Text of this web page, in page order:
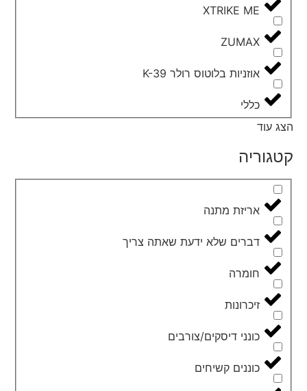
XTRIKE ME
ZUMAX
אוזניות בלוטוס רולר K-39
כללי
הצג עוד
קטגוריה
אריזת מתנה
דברים שלא ידעת שאתה צריך
חומרה
זיכרונות
כונני דיסקים/צורבים
כוננים קשיחים